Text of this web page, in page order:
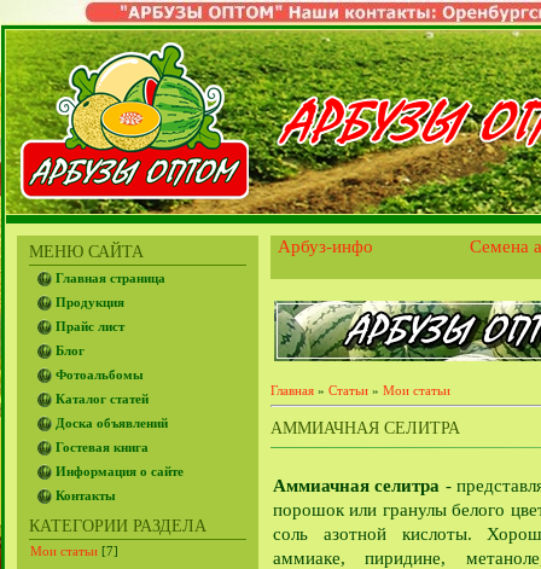
МЕНЮ САЙТА
Главная страница
Продукция
Прайс лист
Блог
Фотоальбомы
Каталог статей
Доска объявлений
Гостевая книга
Информация о сайте
Контакты
КАТЕГОРИИ РАЗДЕЛА
Мои статьи [7]
Арбуз-инфо Семена
Главная » Статьи » Мои статьи
АММИАЧНАЯ СЕЛИТРА
Аммиачная селитра -
порошок или гранулы белого
соль азотной кислоты.
аммиаке, пиридине,